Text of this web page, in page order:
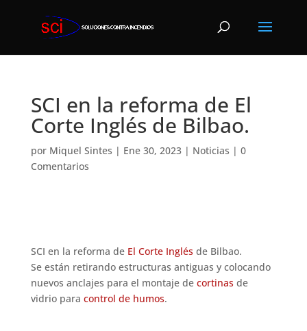
SCI en la reforma de El
Corte Inglés de Bilbao.
por Miquel Sintes | Ene 30, 2023| Noticias | 0
Comentarios
SCI en la reforma de El Corte Inglésde Bilbao.
Se están retirando estructuras antiguas y colocando
nuevos anclajes para el montaje de cortinasde
vidrio para control de humos.